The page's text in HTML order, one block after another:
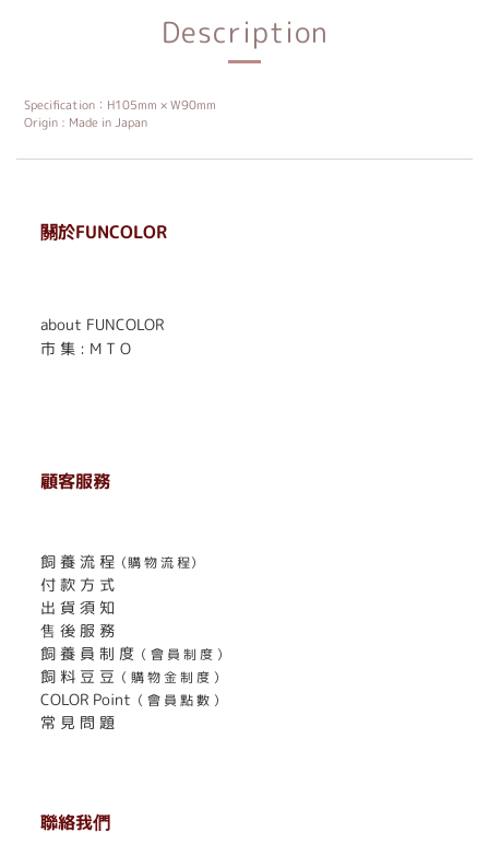
Description
Specification：H105mm × W90mm
Origin : Made in Japan
關於FUNCOLOR
about FUNCOLOR
市 集 : M T O
顧客服務
飼 養 流 程 （購 物 流 程）
付 款 方 式
出 貨 須 知
售 後 服 務
飼 養 員 制 度 （ 會 員 制 度 ）
飼 料 豆 豆 （ 購 物 金 制 度 ）
COLOR Point （ 會 員 點 數 ）
常 見 問 題
聯絡我們